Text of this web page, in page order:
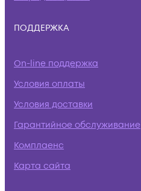
ПОДДЕРЖКА
On-line поддержка
Условия оплаты
Условия доставки
Гарантийное обслуживание
Комплаенс
Карта сайта